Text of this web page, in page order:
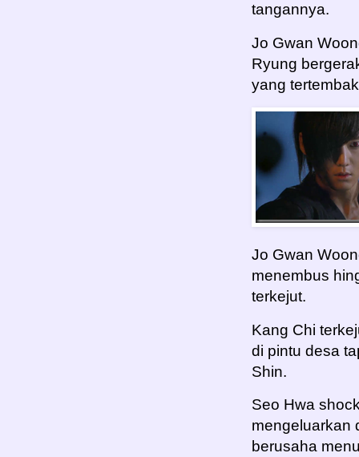
tangannya.
Jo Gwan
Ryung
yang
Jo Gwan
menembus
terkejut.
Kang Chi
di pintu desa
Shin.
Seo Hwa
mengeluarkan
berusaha